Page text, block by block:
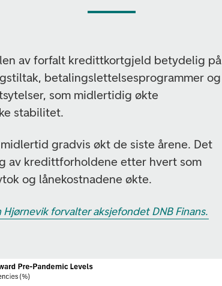
av forfalt kredittkortgjeld betydelig på
betalingslettelsesprogrammer og
som midlertidig økte
stabilitet.
gradvis økt de siste årene. Det
av kredittforholdene etter hvert som
og lånekostnadene økte.
forvalter aksjefondet DNB Finans.